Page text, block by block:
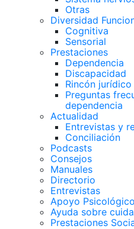
Otras
Diversidad
Cognitiva
Sensorial
Prestaciones
Dependencia
Discapacidad
Rincón jurídico
Preguntas
dependencia
Actualidad
Entrevistas y
Conciliación
Podcasts
Consejos
Manuales
Directorio
Entrevistas
Apoyo Psicológico
Ayuda sobre
Prestaciones